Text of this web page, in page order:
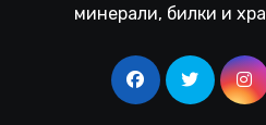
минерали, билки и